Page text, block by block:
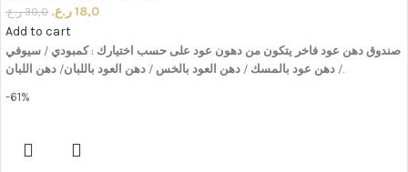
30,0 ر.ع. 18,0ر.ع.
Add to cart
صندوق دهن عود فاخر يتكون من دهون عود على حسب اختيارك : كمبودي / سيوفي
/ دهن عود بالمسك / دهن العود بالخس / دهن العود باللبان/ دهن اللبان
-61%